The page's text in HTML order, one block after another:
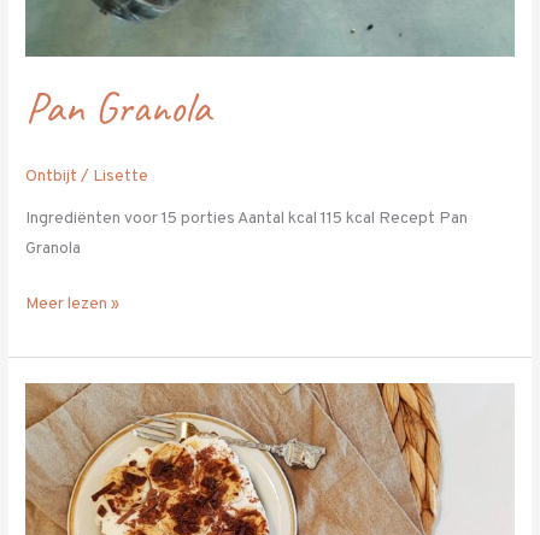
Pan Granola
Ontbijt / Lisette
Ingrediënten voor 15 porties Aantal kcal 115 kcal Recept Pan
Granola
Meer lezen »
Bananoffee
ontbijttaartje